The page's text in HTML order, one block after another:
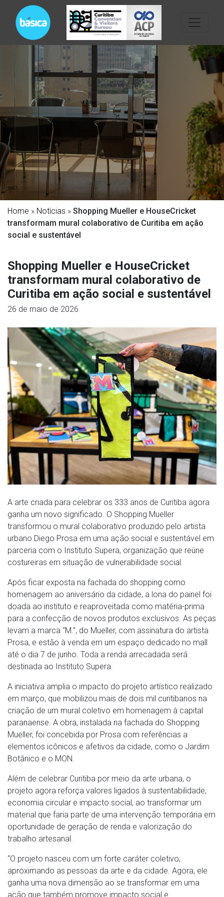
Home » Notícias » Shopping Mueller e HouseCricket
transformam mural colaborativo de Curitiba em ação
social e sustentável
Shopping Mueller e HouseCricket
transformam mural colaborativo de
Curitiba em ação social e sustentável
26 de maio de 2026
A arte criada para celebrar os 333 anos de Curitiba agora
ganha um novo significado. O Shopping Mueller
transformou o mural colaborativo produzido pelo artista
urbano Diego Prosa em uma ação social e sustentável em
parceria com o Instituto Supera, organização que reúne
costureiras em situação de vulnerabilidade social.
Após ficar exposta na fachada do shopping como
homenagem ao aniversário da cidade, a lona do painel foi
doada ao instituto e reaproveitada como matéria-prima
para a confecção de novos produtos exclusivos. As peças
levam a marca “M.”, do Mueller, com assinatura do artista
Prosa, e estão à venda em um espaço dedicado no mall
até o dia 7 de junho. Toda a renda arrecadada será
destinada ao Instituto Supera.
A iniciativa amplia o impacto do projeto artístico realizado
em março, que mobilizou mais de dois mil curitibanos na
criação de um mural coletivo em homenagem à capital
paranaense. A obra, instalada na fachada do Shopping
Mueller, foi concebida por Prosa com referências a
elementos icônicos e afetivos da cidade, como o Jardim
Botânico e o MON.
Além de celebrar Curitiba por meio da arte urbana, o
projeto agora reforça valores ligados à sustentabilidade,
economia circular e impacto social, ao transformar um
material que faria parte de uma intervenção temporária em
oportunidade de geração de renda e valorização do
trabalho artesanal.
“O projeto nasceu com um forte caráter coletivo,
aproximando as pessoas da arte e da cidade. Agora, ele
ganha uma nova dimensão ao se transformar em uma
ação que também promove impacto social e